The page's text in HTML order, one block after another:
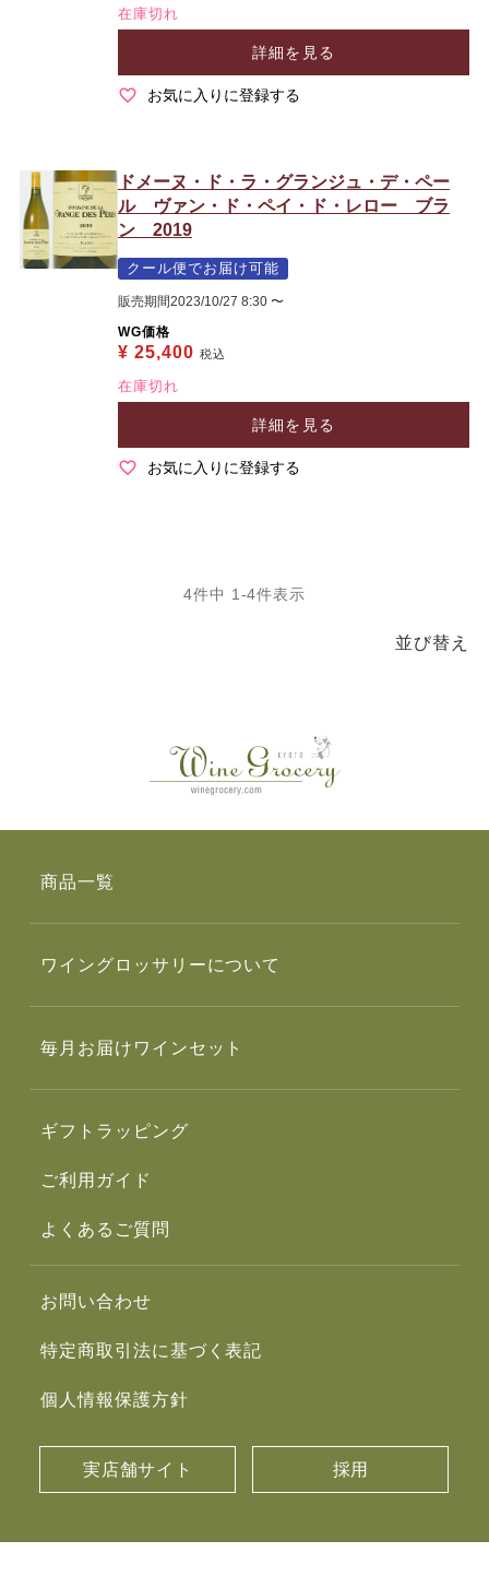
在庫切れ
詳細を見る
お気に入りに登録する
ドメーヌ・ド・ラ・グランジュ・デ・ペー
ル ヴァン・ド・ペイ・ド・レロー ブラ
ン 2019
クール便でお届け可能
販売期間2023/10/27 8:30 〜
WG価格
¥ 25,400 税込
在庫切れ
詳細を見る
お気に入りに登録する
並び替え
4件中 1 -4件表示
商品一覧
ワイングロッサリーについて
毎月お届けワインセット
ギフトラッピング
ご利用ガイド
よくあるご質問
お問い合わせ
特定商取引法に基づく表記
個人情報保護方針
実店舗サイト 採用